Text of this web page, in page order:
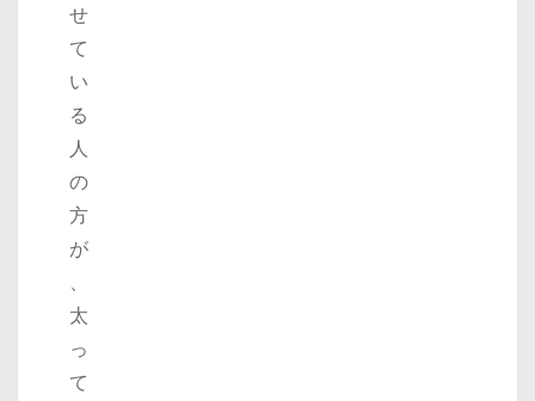
せ
て
い
る
人
の
方
が
、
太
っ
て